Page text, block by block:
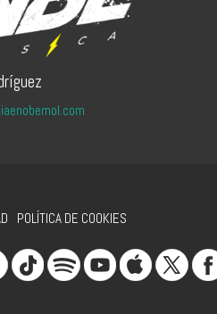
POLÍTICA DE COOKIES